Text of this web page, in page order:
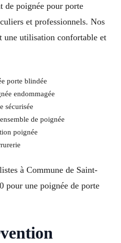
de poignée pour porte
et professionnels. Nos
une utilisation confortable et
porte blindée
endommagée
sécurisée
de poignée
poignée
à Commune de Saint-
pour une poignée de porte